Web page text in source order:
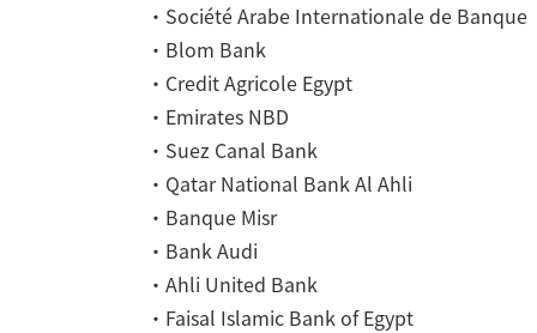
・Société Arabe Internationale de Banque
・Blom Bank
・Credit Agricole Egypt
・Emirates NBD
・Suez Canal Bank
・Qatar National Bank Al Ahli
・Banque Misr
・Bank Audi
・Ahli United Bank
・Faisal Islamic Bank of Egypt